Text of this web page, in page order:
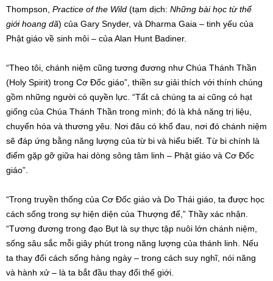
Thompson, Practice of the Wild (tạm dịch: Những bài học từ thế
giới hoang dã) của Gary Snyder, và Dharma Gaia – tinh yếu của
Phật giáo về sinh môi – của Alan Hunt Badiner.
“Theo tôi, chánh niệm cũng tương đương như Chúa Thánh Thần
(Holy Spirit) trong Cơ Đốc giáo”, thiền sư giải thích với thính chúng
gồm những người có quyền lực. “Tất cả chúng ta ai cũng có hạt
giống của Chúa Thánh Thần trong mình; đó là khả năng trị liệu,
chuyển hóa và thương yêu. Nơi đâu có khổ đau, nơi đó chánh niệm
sẽ đáp ứng bằng năng lượng của từ bi và hiểu biết. Từ bi chính là
điểm gặp gỡ giữa hai dòng sông tâm linh – Phật giáo và Cơ Đốc
giáo”.
“Trong truyền thống của Cơ Đốc giáo và Do Thái giáo, ta được học
cách sống trong sự hiện diện của Thượng đế,” Thầy xác nhận.
“Tương đương trong đạo Bụt là sự thực tập nuôi lớn chánh niệm,
sống sâu sắc mỗi giây phút trong năng lượng của thánh linh. Nếu
ta thay đổi cách sống hàng ngày – trong cách suy nghĩ, nói năng
và hành xử – là ta bắt đầu thay đổi thế giới.